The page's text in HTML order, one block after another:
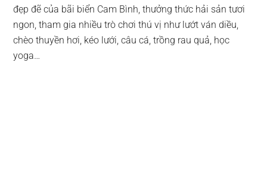
đẹp đẽ của bãi biển Cam Bình, thưởng thức hải sản tươi
ngon, tham gia nhiều trò chơi thú vị như lướt ván diều,
chèo thuyền hơi, kéo lưới, câu cá, trồng rau quả, học
yoga…